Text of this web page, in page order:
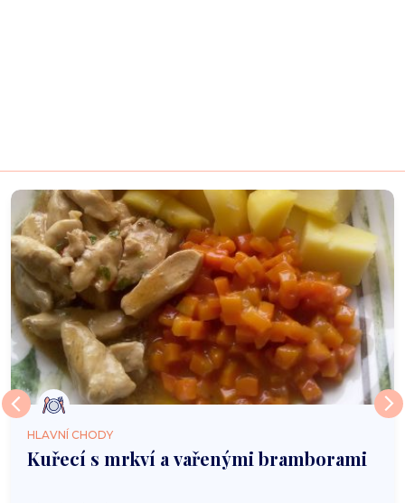
HLAVNÍ CHODY
Kuřecí s mrkví a vařenými bramborami